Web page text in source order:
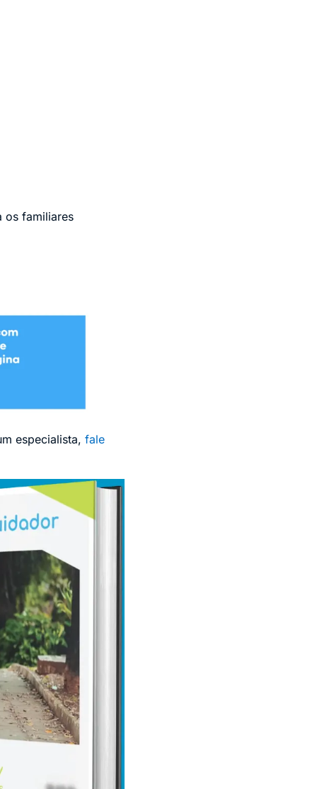
familiares
especialista, fale